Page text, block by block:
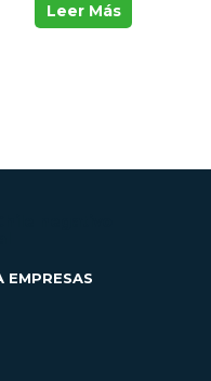
Leer Más
EMPRESAS